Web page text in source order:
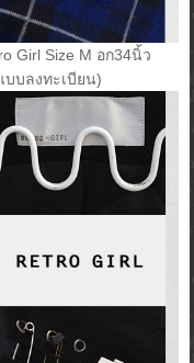
Girl Size M อก34นิ้ว
บลงทะเบียน)